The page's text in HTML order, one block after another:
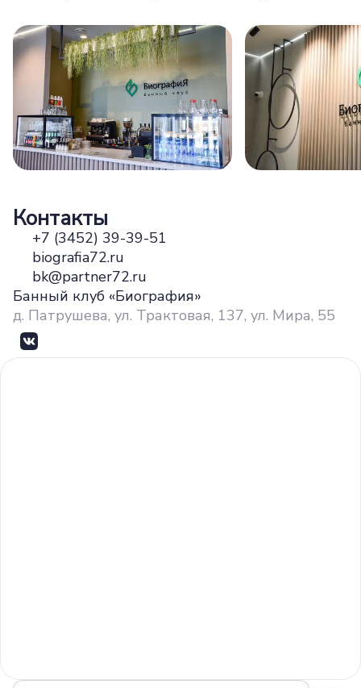
Контакты
+7 (3452) 39-39-51
biografia72.ru
bk@partner72.ru
Банный клуб «Биография»
д. Патрушева, ул. Трактовая, 137, ул. Мира, 55